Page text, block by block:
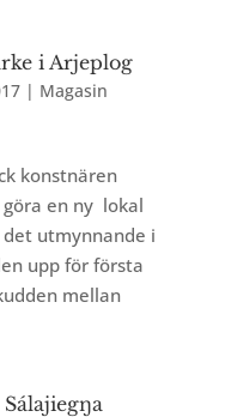
i Arjeplog
| Magasin
konstnären
en ny lokal
utmynnande i
upp för första
mellan